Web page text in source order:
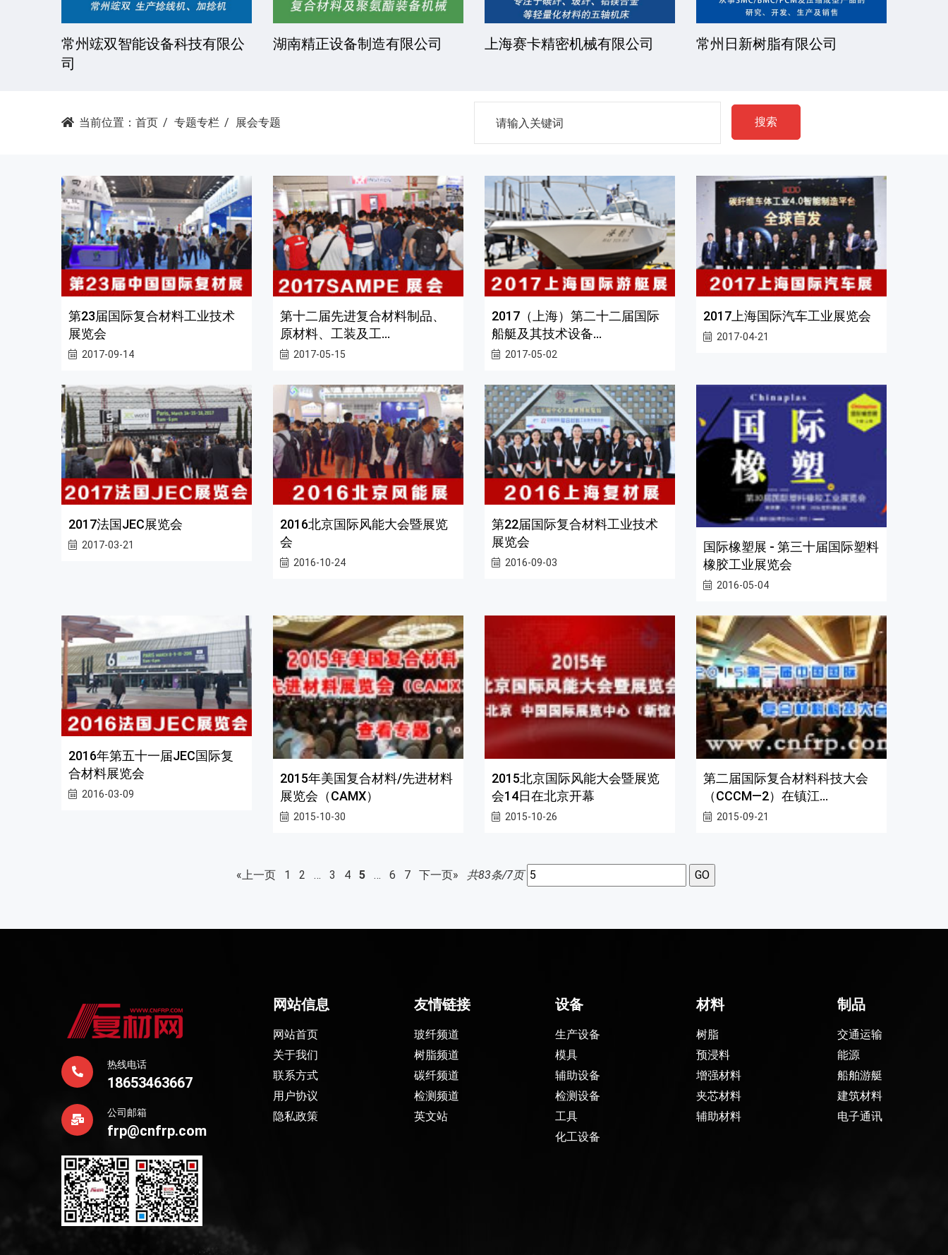
常州竤双智能设备科技有限公
司
湖南精正设备制造有限公司 上海赛卡精密机械有限公司 常州日新树脂有限公司
当前位置： 首页 专题专栏 展会专题 搜索
第23届国际复合材料工业技术
展览会
2017-09-14
第十二届先进复合材料制品、
原材料、工装及工...
2017-05-15
2017（上海）第二十二届国际
船艇及其技术设备...
2017-05-02
2017上海国际汽车工业展览会
2017-04-21
2017法国JEC展览会
2017-03-21
2016北京国际风能大会暨展览
会
2016-10-24
第22届国际复合材料工业技术
展览会
2016-09-03
国际橡塑展 - 第三十届国际塑料
橡胶工业展览会
2016-05-04
2016年第五十一届JEC国际复
合材料展览会
2016-03-09
2015年美国复合材料/先进材料
展览会（CAMX）
2015-10-30
2015北京国际风能大会暨展览
会14日在北京开幕
2015-10-26
第二届国际复合材料科技大会
（CCCM—2）在镇江...
2015-09-21
«上一页 1 2 … 3 4 5 … 6 7 下一页» 共83条/7页
热线电话
18653463667
公司邮箱
frp@cnfrp.com
网站信息
网站首页
关于我们
联系方式
用户协议
隐私政策
友情链接
玻纤频道
树脂频道
碳纤频道
检测频道
英文站
设备
生产设备
模具
辅助设备
检测设备
工具
化工设备
材料
树脂
预浸料
增强材料
夹芯材料
辅助材料
制品
交通运输
能源
船舶游艇
建筑材料
电子通讯